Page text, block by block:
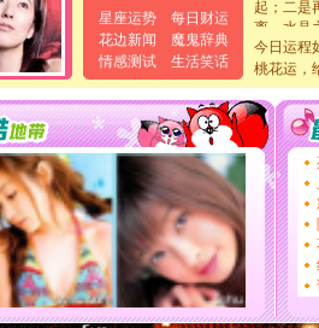
星座运势
每日财运
花边新闻
魔鬼辞典
情感测试
生活笑话
离。水晶
[元旦]当
泣，这痛
卖了。水
[春节]风
颜！冬去
道一声
[春节]传
片叶子
送你一
[圣诞节]
你太多
要平安
[圣诞节]
能正大
天都要快
今日运程
桃花运，